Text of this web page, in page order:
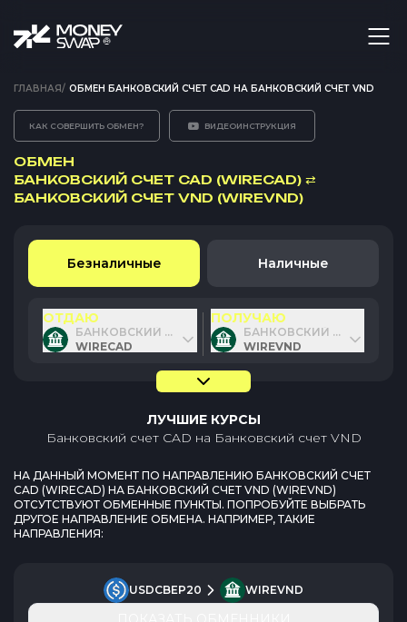
ГЛАВНАЯ/ ОБМЕН БАНКОВСКИЙ СЧЕТ CAD НА БАНКОВСКИЙ СЧЕТ VND
КАК СОВЕРШИТЬ ОБМЕН? ВИДЕОИНСТРУКЦИЯ
ОБМЕН
БАНКОВСКИЙ СЧЕТ CAD (WIRECAD) ⇄
БАНКОВСКИЙ СЧЕТ VND (WIREVND)
Безналичные Наличные
ОТДАЮ
БАНКОВСКИЙ СЧЕТ CAD
WIRECAD
ПОЛУЧАЮ
БАНКОВСКИЙ СЧЕТ VND
WIREVND
ЛУЧШИЕ КУРСЫ
Банковский счет CAD на Банковский счет VND
НА ДАННЫЙ МОМЕНТ ПО НАПРАВЛЕНИЮ БАНКОВСКИЙ СЧЕТ
CAD (WIRECAD) НА БАНКОВСКИЙ СЧЕТ VND (WIREVND)
ОТСУТСТВУЮТ ОБМЕННЫЕ ПУНКТЫ. ПОПРОБУЙТЕ ВЫБРАТЬ
ДРУГОЕ НАПРАВЛЕНИЕ ОБМЕНА. НАПРИМЕР, ТАКИЕ
НАПРАВЛЕНИЯ:
USDCBEP20 WIREVND